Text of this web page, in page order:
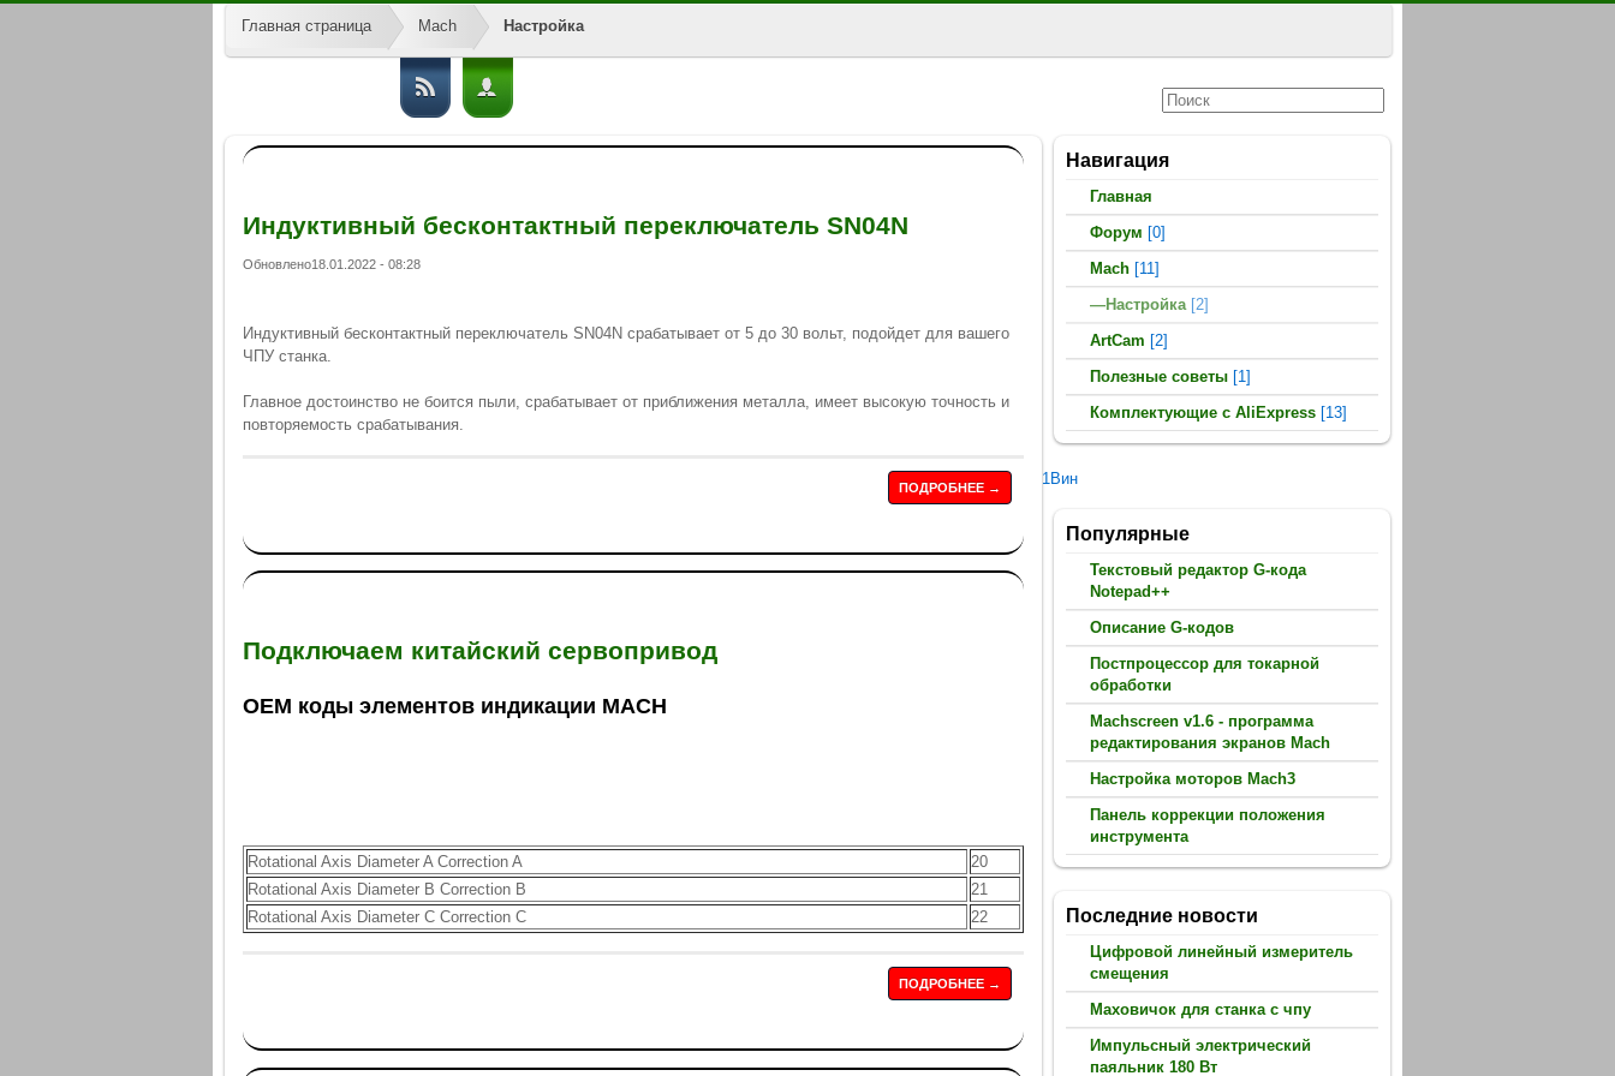
Главная страница Mach Настройка
Индуктивный бесконтактный переключатель SN04N
Обновлено18.01.2022 - 08:28
Индуктивный бесконтактный переключатель SN04N срабатывает от 5 до 30 вольт, подойдет для вашего
ЧПУ станка.
Главное достоинство не боится пыли, срабатывает от приближения металла, имеет высокую точность и
повторяемость срабатывания.
ПОДРОБНЕЕ →
Подключаем китайский сервопривод
OEM коды элементов индикации MACH
Rotational Axis Diameter A Correction A
20
Rotational Axis Diameter B Correction B
21
Rotational Axis Diameter C Correction C
22
ПОДРОБНЕЕ →
Навигация
Главная
Форум [0]
Mach [11]
—Настройка[2]
ArtCam [2]
Полезные советы [1]
Комплектующие c AliExpress [13]
1Вин
Популярные
Текстовый редактор G-кода
Notepad++
Описание G-кодов
Постпроцессор для токарной
обработки
Machscreen v1.6 - программа
редактирования экранов Mach
Настройка моторов Mach3
Панель коррекции положения
инструмента
Последние новости
Цифровой линейный измеритель
смещения
Маховичок для станка с чпу
Импульсный электрический
паяльник 180 Вт